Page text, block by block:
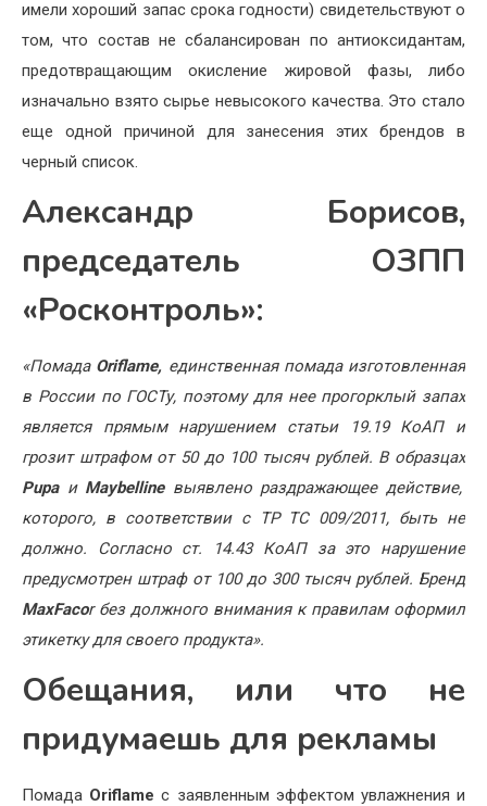
имели хороший запас срока годности) свидетельствуют о
том, что состав не сбалансирован по антиоксидантам,
предотвращающим окисление жировой фазы, либо
изначально взято сырье невысокого качества. Это стало
еще одной причиной для занесения этих брендов в
черный список.
Александр Борисов,
председатель ОЗПП
«Росконтроль»:
«Помада Oriflame, единственная помада изготовленная
в России по ГОСТу, поэтому для нее прогорклый запах
является прямым нарушением статьи 19.19 КоАП и
грозит штрафомот 50 до 100 тысяч рублей. В образцах
Pupa иMaybelline выявлено раздражающее действие,
которого, в соответствии с ТР ТС 009/2011, быть не
должно. Согласно ст. 14.43 КоАП за это нарушение
предусмотрен штраф от 100 до 300 тысяч рублей. Бренд
MaxFacor без должного внимания к правилам оформил
этикетку для своего продукта».
Обещания, или что не
придумаешь для рекламы
Помада Oriflame с заявленным эффектом увлажнения и